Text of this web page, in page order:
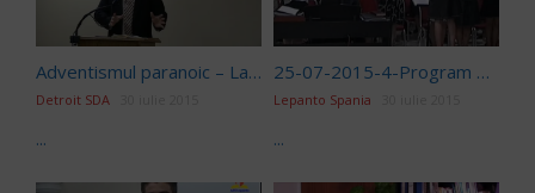
Adventismul paranoic – Laurentiu Otlacan
Detroit SDA
...
25-07-2015-4-Program Muzical
Lepanto Spania
...